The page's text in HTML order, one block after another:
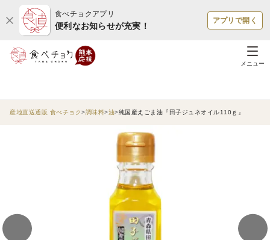
食べチョクアプリ
便利なお知らせが充実！
アプリで開く
メニュー
産地直送通販 食べチョク 調味料 油 純国産えごま油『田子ジュネオイル110ｇ』